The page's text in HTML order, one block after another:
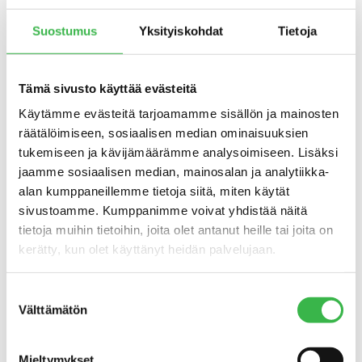
Suostumus Yksityiskohdat Tietoja
Tämä sivusto käyttää evästeitä
Käytämme evästeitä tarjoamamme sisällön ja mainosten
räätälöimiseen, sosiaalisen median ominaisuuksien
tukemiseen ja kävijämäärämme analysoimiseen. Lisäksi
jaamme sosiaalisen median, mainosalan ja analytiikka-
alan kumppaneillemme tietoja siitä, miten käytät
sivustoamme. Kumppanimme voivat yhdistää näitä
tietoja muihin tietoihin, joita olet antanut heille tai joita on
kerätty, kun olet käyttänyt heidän palvelujaan.
valinta
Välttämätön
luomukeruualueeksi.
luonnontuotebisnes, kun he vievät metsän luomuun.
Esimerkiksi kaupungit voivat saada luomusta
imagohyötyä ja edistää matkailualan yrittäjyyttä, Pulkkinen
taustoittaa.
Metsänomistaja voi nykyään ilmoittaa Metsään.fi-
palvelussa halukkuutensa sertifioida metsänsä
luomukeruualueeksi. Arto Pulkkinen toteaa, että
sertifioitavan alueen on yleensä syytä olla yksittäistä
pientä metsää laajempi, jotta sille kannattaa tehdä
– Metsänomistaja voi tehdä selvityksen itse tai teettää sen